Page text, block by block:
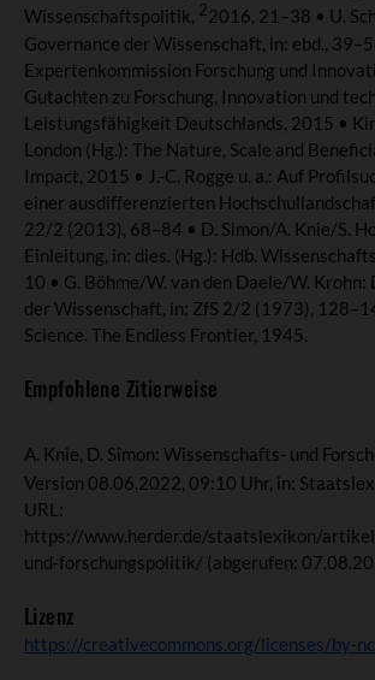
Wissenschaftspolitik, 22016, 21–38 • U.
Governance der Wissenschaft, in: ebd.,
Expertenkommission Forschung und
Gutachten zu Forschung, Innovation und
Leistungsfähigkeit Deutschlands, 2015 •
London (Hg.): The Nature, Scale and
Impact, 2015 • J.-C. Rogge u. a.: Auf
einer ausdifferenzierten
22/2 (2013), 68–84 • D. Simon/A. Knie/S.
Einleitung, in: dies. (Hg.): Hdb.
10 • G. Böhme/W. van den Daele/W. Krohn:
der Wissenschaft, in: ZfS 2/2 (1973),
Science. The Endless Frontier, 1945.
Empfohlene Zitierweise
A. Knie, D. Simon: Wissenschafts- und
Version 08.06.2022, 09:10 Uhr, in:
URL:
https://www.herder.de/staatslexikon/
und-forschungspolitik/ (abgerufen:
Lizenz
https://creativecommons.org/licenses/by-